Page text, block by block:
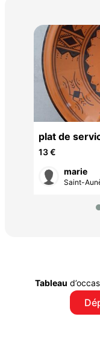
plat de
13 €
marie
Saint-
Tableau